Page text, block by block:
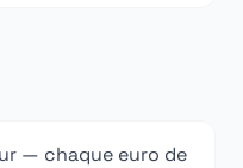
— chaque euro de